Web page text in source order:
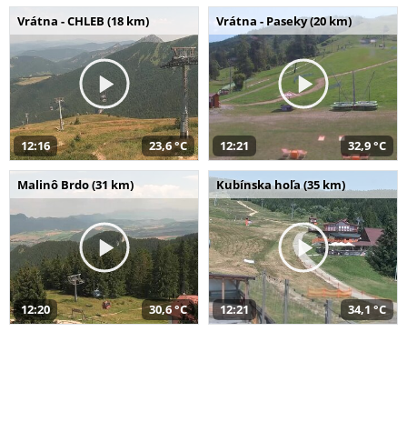
Vrátna - CHLEB (18 km)
12:16 23,6 °C
Vrátna - Paseky (20 km)
12:21 32,9 °C
Malinô Brdo (31 km)
12:20 30,6 °C
Kubínska hoľa (35 km)
12:21 34,1 °C